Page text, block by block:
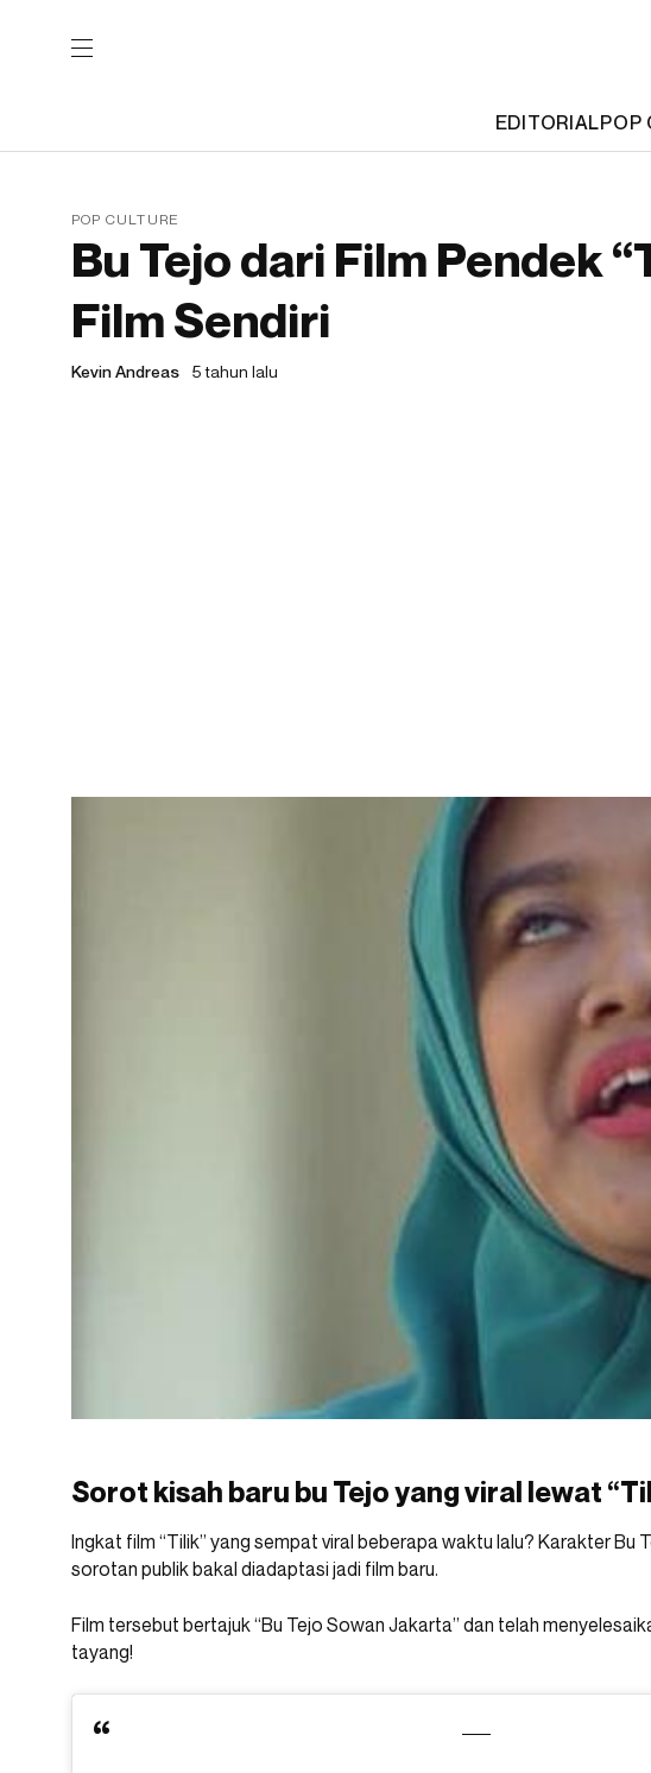
EDITORIALPOP
POP CULTURE
Bu Tejo dari Film Pendek
Film Sendiri
Kevin Andreas 5 tahun lalu
Sorot kisah baru bu Tejo yang viral lewat
Ingkat film “Tilik” yang sempat viral beberapa waktu lalu? Karakter Bu
sorotan publik bakal diadaptasi jadi film baru.
Film tersebut bertajuk “Bu Tejo Sowan Jakarta” dan telah
tayang!